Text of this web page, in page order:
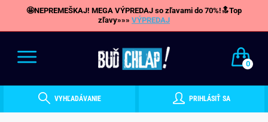
🤩NEPREMEŠKAJ! MEGA VÝPREDAJ so zľavami do 70%!🔝Top
zľavy»»» VÝPREDAJ
0
VYHĽADÁVANIE PRIHLÁSIŤ SA